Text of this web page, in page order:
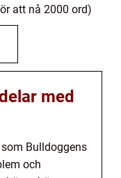
att nå 2000 ord)
med
Bulldoggens
och